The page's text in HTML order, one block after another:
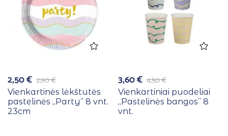
2,90€
2,50€
Vienkartinės lėkštutės
pastelinės ,,Party” 8 vnt.
23cm
4,50€
3,60€
Vienkartiniai puodeliai
,,Pastelinės bangos” 8
vnt.